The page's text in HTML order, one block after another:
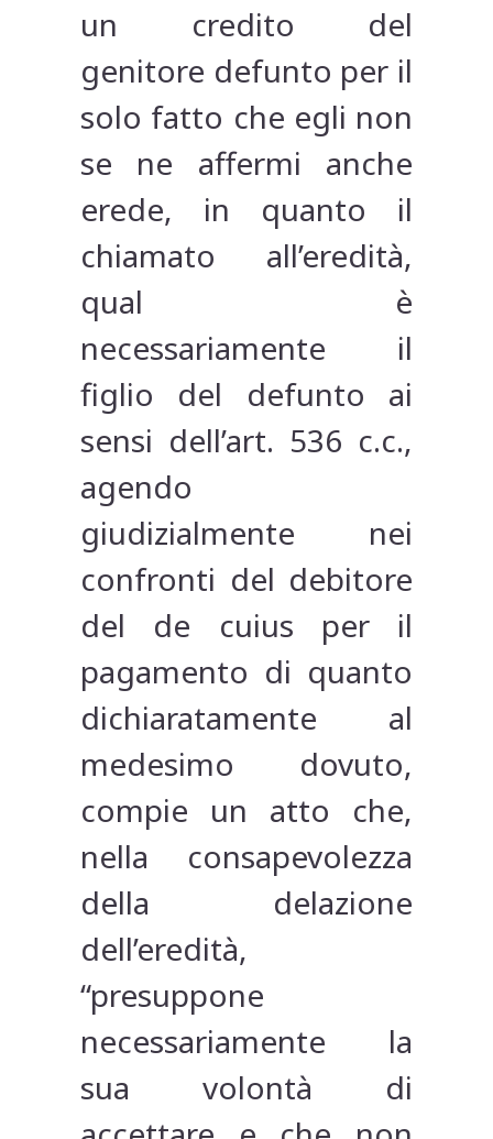
un credito del
genitore defunto per il
solo fatto che egli non
se ne affermi anche
erede, in quanto il
chiamato all’eredità,
qual è
necessariamente il
figlio del defunto ai
sensi dell’art. 536 c.c.,
agendo
giudizialmente nei
confronti del debitore
del de cuius per il
pagamento di quanto
dichiaratamente al
medesimo dovuto,
compie un atto che,
nella consapevolezza
della delazione
dell’eredità,
“presuppone
necessariamente la
sua volontà di